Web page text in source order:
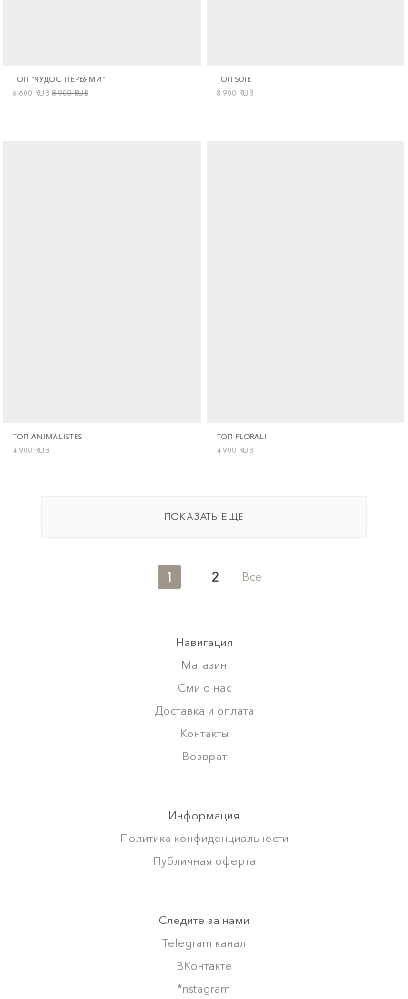
ТОП "ЧУДО С ПЕРЬЯМИ"
6 600 RUB 8 900RUB
ТОП SOIE
8 900 RUB
ТОП ANIMALISTES
4 900 RUB
ТОП FLORALI
4 900 RUB
ПОКАЗАТЬ ЕЩЕ
1 2 Все
Навигация
Магазин
Сми о нас
Доставка и оплата
Контакты
Возврат
Информация
Политика конфиденциальности
Публичная оферта
Следите за нами
Telegram канал
ВКонтакте
*nstagram